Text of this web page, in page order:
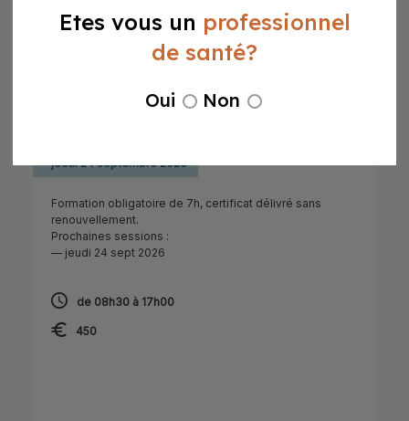
jeudi 24 septembre 2026
Formation obligatoire de 7h, certificat délivré sans
renouvellement.
Prochaines sessions :
— jeudi 24 sept 2026
de 08h30 à 17h00
450
Etes vous un professionnel
de santé?
Oui Non